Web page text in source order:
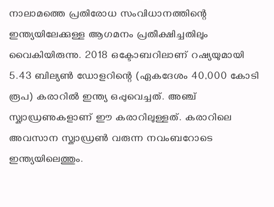
നാലാമത്തെ പ്രതിരോധ സംവിധാനത്തിന്റെ
ഇന്ത്യയിലേക്കുള്ള ആഗമനം പ്രതീക്ഷിച്ചതിലും
വൈകിയിരുന്നു. 2018 ഒക്ടോബറിലാണ് റഷ്യയുമായി
5.43 ബില്യൺ ഡോളറിന്റെ (ഏകദേശം 40,000 കോടി
രൂപ) കരാറിൽ ഇന്ത്യ ഒപ്പുവെച്ചത്. അഞ്ച്
സ്ക്വാഡ്രണുകളാണ് ഈ കരാറിലുള്ളത്. കരാറിലെ
അവസാന സ്ക്വാഡ്രൺ വരുന്ന നവംബറോടെ
ഇന്ത്യയിലെത്തും.